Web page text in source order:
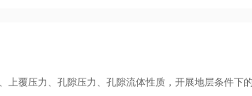
上覆压力、孔隙压力、孔隙流体性质，开展地层条件下